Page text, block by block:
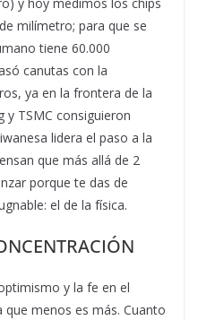
milímetro; para que se
tiene 60.000
canutas con la
ya en la frontera de la
y TSMC consiguieron
lidera el paso a la
que más allá de 2
porque te das de
el de la física.
y la fe en el
menos es más. Cuanto